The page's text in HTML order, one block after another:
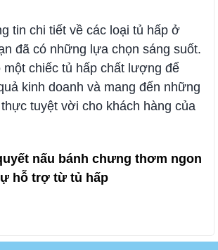
tin chi tiết về các loại tủ hấp ở
đã có những lựa chọn sáng suốt.
một chiếc tủ hấp chất lượng để
kinh doanh và mang đến những
tuyệt vời cho khách hàng của
nấu bánh chưng thơm ngon
hỗ trợ từ tủ hấp